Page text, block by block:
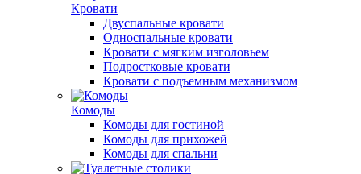
Кровати
Двуспальные кровати
Односпальные кровати
Кровати с мягким изголовьем
Подростковые кровати
Кровати с подъемным механизмом
Комоды
Комоды для гостиной
Комоды для прихожей
Комоды для спальни